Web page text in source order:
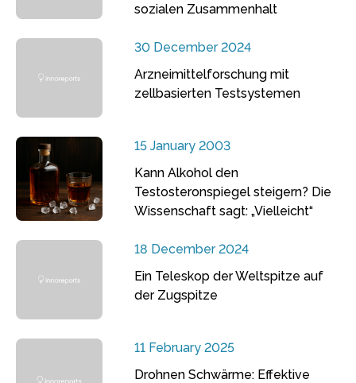
sozialen Zusammenhalt
30 December 2024
Arzneimittelforschung mit
zellbasierten Testsystemen
15 January 2003
Kann Alkohol den
Testosteronspiegel steigern? Die
Wissenschaft sagt: „Vielleicht“
18 December 2024
Ein Teleskop der Weltspitze auf
der Zugspitze
11 February 2025
Drohnen Schwärme: Effektive